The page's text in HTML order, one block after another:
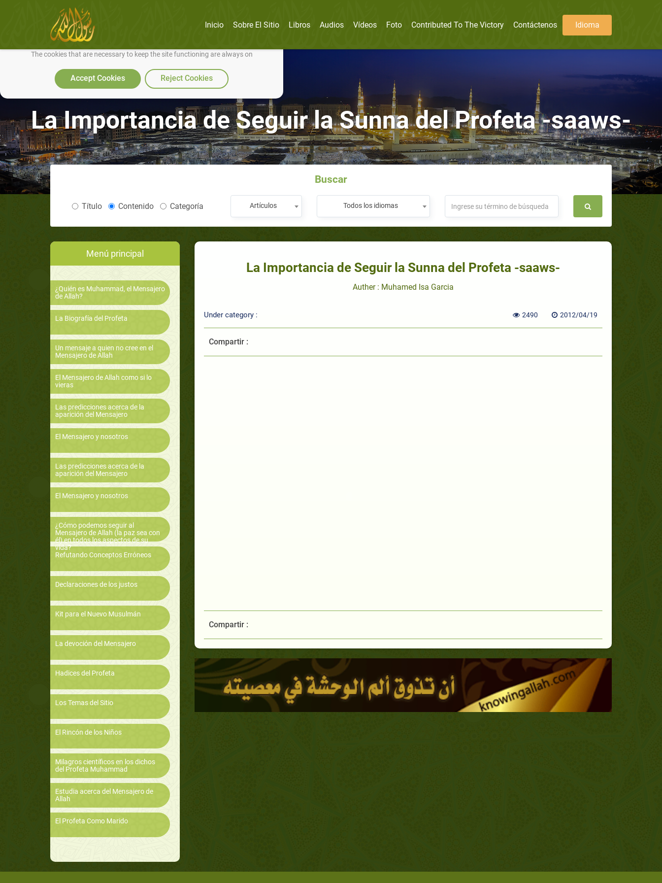
We use cookies to make our site work well for you and so we can continually improve it.
The cookies that are necessary to keep the site functioning are always on
Accept Cookies Reject Cookies
Inicio Sobre El Sitio Libros Audios Vídeos Foto Contributed To The Victory Contáctenos Idioma
La Importancia de Seguir la Sunna del Profeta -saaws-
Buscar
Título Contenido Categoría Artículos Todos los idiomas
Menú principal
¿Quién es Muhammad, el Mensajero
de Allah?
La Biografía del Profeta
Un mensaje a quien no cree en el
Mensajero de Allah
El Mensajero de Allah como si lo
vieras
Las predicciones acerca de la
aparición del Mensajero
El Mensajero y nosotros
Las predicciones acerca de la
aparición del Mensajero
El Mensajero y nosotros
¿Cómo podemos seguir al
Mensajero de Allah (la paz sea con
él) en todos los aspectos de su
vida?
Refutando Conceptos Erróneos
Declaraciones de los justos
Kit para el Nuevo Musulmán
La devoción del Mensajero
Hadices del Profeta
Los Temas del Sitio
El Rincón de los Niños
Milagros científicos en los dichos
del Profeta Muhammad
Estudia acerca del Mensajero de
Allah
El Profeta Como Marido
La Importancia de Seguir la Sunna del Profeta -saaws-
Auther : Muhamed Isa Garcia
Under category : 2490 2012/04/19
Compartir :
Compartir :